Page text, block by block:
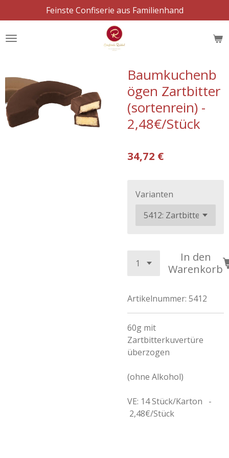
Hauptinhalt
springen
Feinste Confiserie aus Familienhand
Baumkuchenb
ögen Zartbitter
(sortenrein) -
2,48€/Stück
34,72 €
Varianten
In den
Warenkorb
Artikelnummer: 5412
60g mit
Zartbitterkuvertüre
überzogen
(ohne Alkohol)
VE: 14 Stück/Karton -
2,48€/Stück